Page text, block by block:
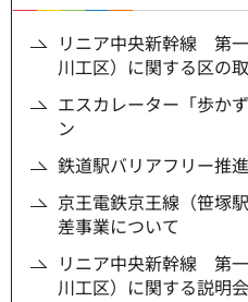
リニア中央新幹線 第
川工区）に関する区の
エスカレーター「歩か
ン
鉄道駅バリアフリー推
京王電鉄京王線（笹塚
差事業について
リニア中央新幹線 第
川工区）に関する説明